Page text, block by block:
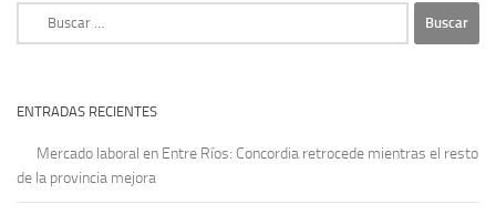
ENTRADAS RECIENTES
Mercado laboral en Entre Ríos: Concordia retrocede mientras el resto
de la provincia mejora